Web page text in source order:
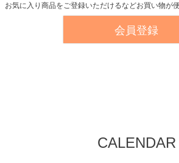
お気に入り商品をご登録いただけるなどお買い物が
会員登録
CALENDAR